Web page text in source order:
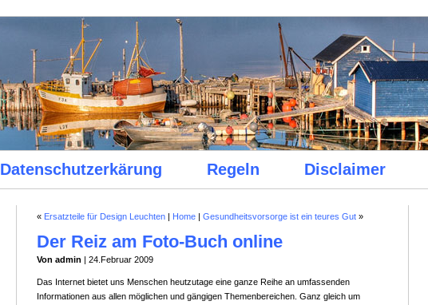
Datenschutzerkärung Regeln Disclaimer
« Ersatzteile für Design Leuchten | Home | Gesundheitsvorsorge ist ein teures Gut »
Der Reiz am Foto-Buch online
Von admin | 24.Februar 2009
Das Internet bietet uns Menschen heutzutage eine ganze Reihe an umfassenden
Informationen aus allen möglichen und gängigen Themenbereichen. Ganz gleich um